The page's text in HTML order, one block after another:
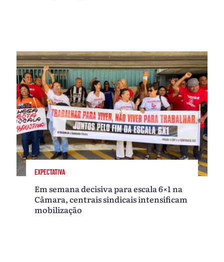
EXPECTATIVA
Em semana decisiva para escala 6×1 na
Câmara, centrais sindicais intensificam
mobilização